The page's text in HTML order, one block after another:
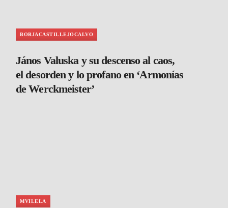
BORJACASTILLEJOCALVO
János Valuska y su descenso al caos,
el desorden y lo profano en ‘Armonías
de Werckmeister’
MVILELA